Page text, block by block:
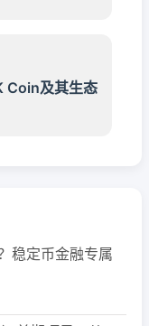
Coin及其生态
稳定币金融专属